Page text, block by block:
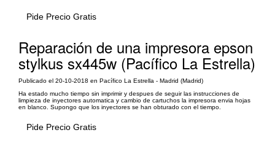
Pide Precio Gratis
Reparación de una impresora epson
stylkus sx445w (Pacífico La Estrella)
Publicado el 20-10-2018 en Pacífico La Estrella - Madrid (Madrid)
Ha estado mucho tiempo sin imprimir y despues de seguir las instrucciones de
limpieza de inyectores automatica y cambio de cartuchos la impresora envia hojas
en blanco. Supongo que los inyectores se han obturado con el tiempo.
Pide Precio Gratis